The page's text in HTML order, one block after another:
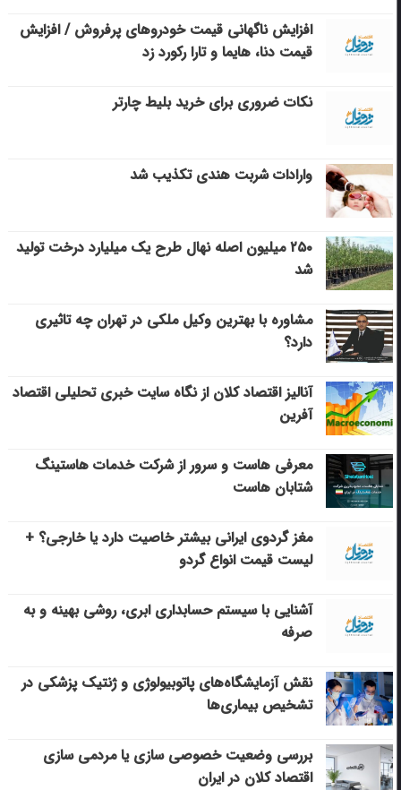
افزایش ناگهانی قیمت خودروهای پرفروش / افزایش
قیمت دنا، هایما و تارا رکورد زد
نکات ضروری برای خرید بلیط چارتر
وارادات شربت هندی تکذیب شد
۲۵۰ میلیون اصله نهال طرح یک میلیارد درخت تولید
شد
مشاوره با بهترین وکیل ملکی در تهران چه تاثیری
دارد؟
آنالیز اقتصاد کلان از نگاه سایت خبری تحلیلی اقتصاد
آفرین
معرفی هاست و سرور از شرکت خدمات هاستینگ
شتابان هاست
مغز گردوی ایرانی بیشتر خاصیت دارد یا خارجی؟ +
لیست قیمت انواع گردو
آشنایی با سیستم حسابداری ابری، روشی بهینه و به
صرفه
نقش آزمایشگاه‌های پاتوبیولوژی و ژنتیک پزشکی در
تشخیص بیماری‌ها
بررسی وضعیت خصوصی سازی یا مردمی سازی
اقتصاد کلان در ایران